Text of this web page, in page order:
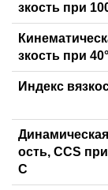
зкость при
зкость при
Индекс
ость, CCS при
С